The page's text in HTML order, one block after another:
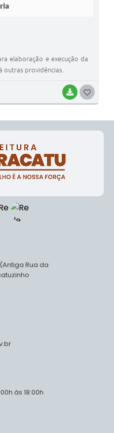
BAIXAR
elaboração e execução da
outras providências.
Rua da
às 18:00h